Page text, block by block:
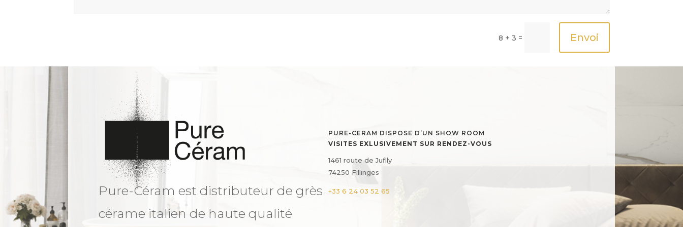
8 + 3 = Envoi
Pure-Céram est distributeur de grès
cérame italien de haute qualité
PURE-CERAM DISPOSE D’UN SHOW ROOM
VISITES EXLUSIVEMENT SUR RENDEZ-VOUS
1461 route de Juflly
74250 Fillinges
+33 6 24 03 52 65